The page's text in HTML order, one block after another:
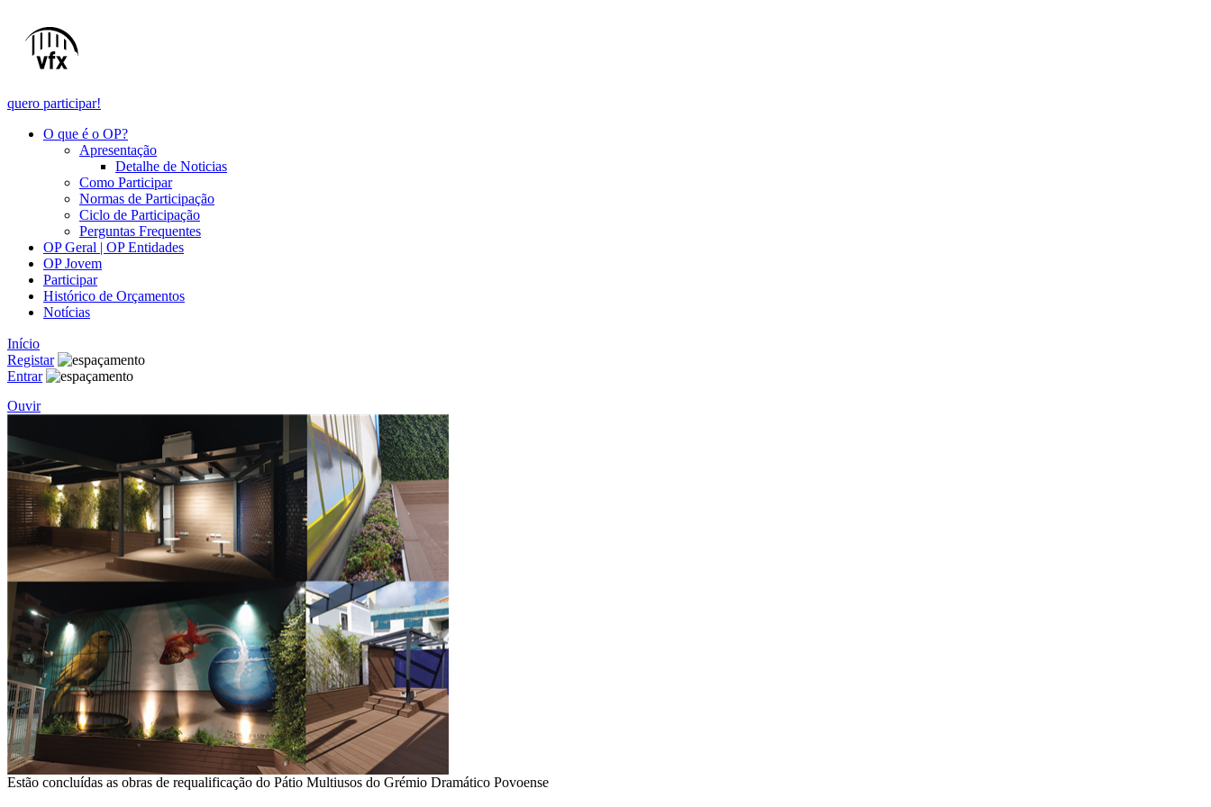
quero participar!
O que é o OP?
Apresentação
Detalhe de Noticias
Como Participar
Normas de Participação
Ciclo de Participação
Perguntas Frequentes
OP Geral | OP Entidades
OP Jovem
Participar
Histórico de Orçamentos
Notícias
Início
Registar
Entrar
Ouvir
Estão concluídas as obras de requalificação do Pátio Multiusos do Grémio Dramático Povoense